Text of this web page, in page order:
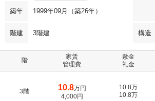
築年 1999年09月（築26年）
階建 3階建 構造
階
家賃
管理費
敷金
礼金
3階 10.8万円
4,000円
10.8万
10.8万